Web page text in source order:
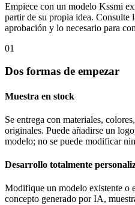
Empiece con un modelo Kssmi
partir de su propia idea. Consulte
aprobación y lo necesario para
01
Dos formas de empezar
Muestra en stock
Se entrega con materiales,
originales. Puede añadirse un
modelo; no se puede modificar
Desarrollo totalmente
Modifique un modelo existente o
concepto generado por IA,